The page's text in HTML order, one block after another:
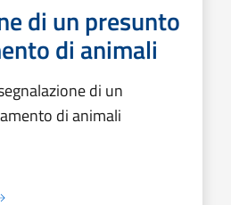
di un presunto
di animali
di un
di animali